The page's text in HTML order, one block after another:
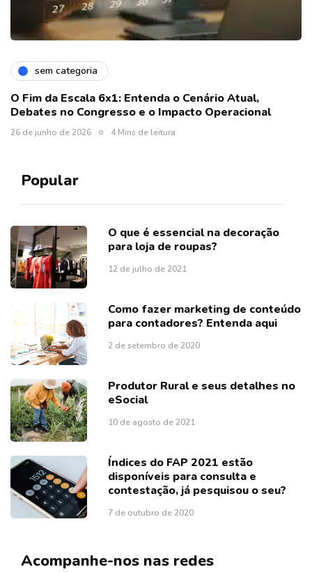
sem categoria
O Fim da Escala 6x1: Entenda o Cenário Atual,
Debates no Congresso e o Impacto Operacional
26 de junho de 2026 4 Mins de leitura
Popular
O que é essencial na decoração
para loja de roupas?
12 de julho de 2021
Como fazer marketing de conteúdo
para contadores? Entenda aqui
2 de setembro de 2020
Produtor Rural e seus detalhes no
eSocial
10 de agosto de 2021
Índices do FAP 2021 estão
disponíveis para consulta e
contestação, já pesquisou o seu?
7 de outubro de 2020
Acompanhe-nos nas redes